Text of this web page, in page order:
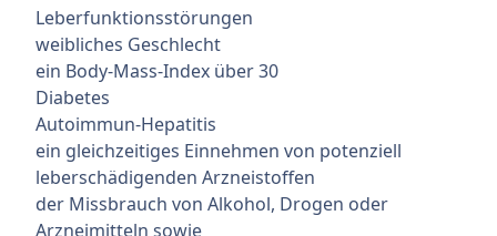
Leberfunktionsstörungen
weibliches Geschlecht
ein Body-Mass-Index über 30
Diabetes
Autoimmun-Hepatitis
ein gleichzeitiges Einnehmen von potenziell
leberschädigenden Arzneistoffen
der Missbrauch von Alkohol, Drogen oder
Arzneimitteln sowie